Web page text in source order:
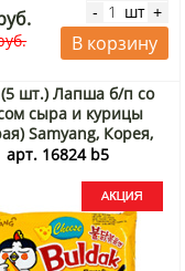
- шт +
В корзину
(5 шт.) Лапша б/п со
сыра и курицы
Samyang, Корея,
140 г*5шт. Акция
арт. 16824 b5